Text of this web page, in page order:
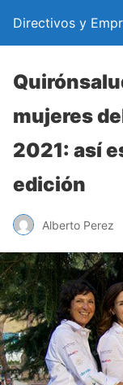
Directivos y
mujeres
2021: así
edición
Alberto Perez